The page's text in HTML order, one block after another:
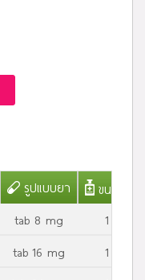
รูปแบบยา
ขนาดบร
tab 8 mg
1 เม็ด
tab 16 mg
1 เม็ด